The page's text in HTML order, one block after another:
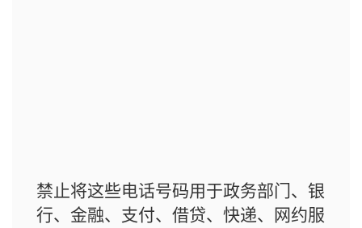
禁止将这些电话号码用于政务部门、银
行、金融、支付、借贷、快递、网约服